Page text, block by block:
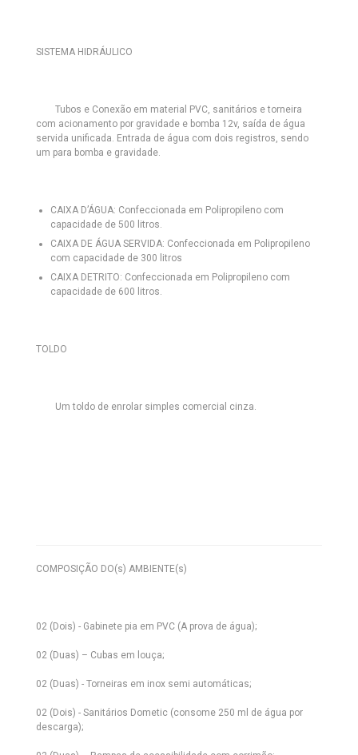
SISTEMA HIDRÁULICO
Tubos e Conexão em material PVC, sanitários e torneira
com acionamento por gravidade e bomba 12v, saída de água
servida unificada. Entrada de água com dois registros, sendo
um para bomba e gravidade.
CAIXA D’ÁGUA: Confeccionada em Polipropileno com
capacidade de 500 litros.
CAIXA DE ÁGUA SERVIDA: Confeccionada em Polipropileno
com capacidade de 300 litros
CAIXA DETRITO: Confeccionada em Polipropileno com
capacidade de 600 litros.
TOLDO
Um toldo de enrolar simples comercial cinza.
COMPOSIÇÃO DO(s) AMBIENTE(s)
02 (Dois) - Gabinete pia em PVC (A prova de água);
02 (Duas) – Cubas em louça;
02 (Duas) - Torneiras em inox semi automáticas;
02 (Dois) - Sanitários Dometic (consome 250 ml de água por
descarga);